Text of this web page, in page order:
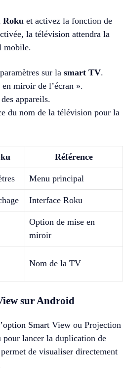
Roku et activez la fonction de
la télévision attendra la
mobile.
sur la smart TV.
miroir de l’écran ».
appareils.
du nom de la télévision pour la
Référence
Menu principal
Interface Roku
Option de mise en
miroir
Nom de la TV
sur Android
Smart View ou Projection
pour lancer la duplication de
de visualiser directement